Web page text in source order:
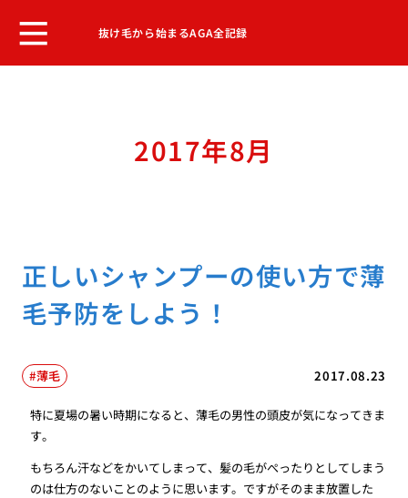
抜け毛から始まるAGA全記録
2017年8月
正しいシャンプーの使い方で薄
毛予防をしよう！
2017.08.23
薄毛
特に夏場の暑い時期になると、薄毛の男性の頭皮が気になってきま
す。
もちろん汗などをかいてしまって、髪の毛がぺったりとしてしまう
のは仕方のないことのように思います。ですがそのまま放置した